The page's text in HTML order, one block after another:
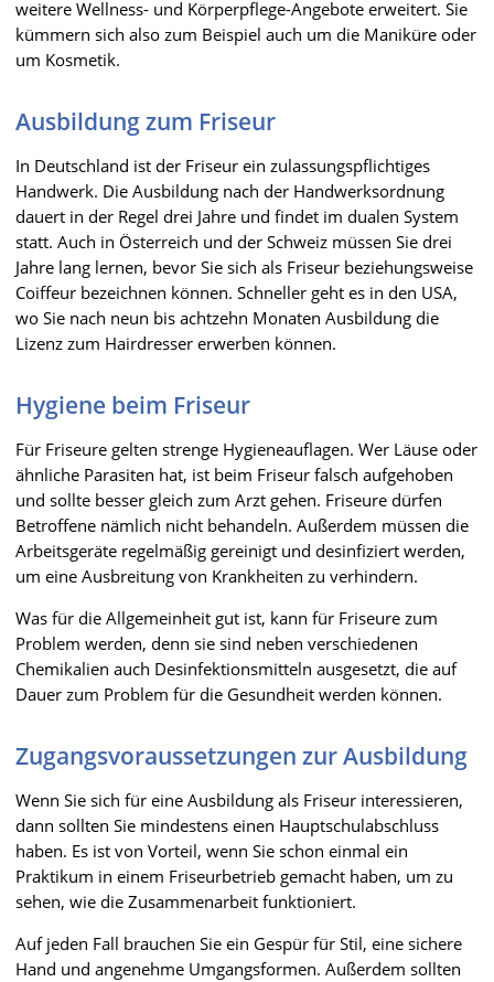
weitere Wellness- und Körperpflege-Angebote erweitert. Sie
kümmern sich also zum Beispiel auch um die Maniküre oder
um Kosmetik.
Ausbildung zum Friseur
In Deutschland ist der Friseur ein zulassungspflichtiges
Handwerk. Die Ausbildung nach der Handwerksordnung
dauert in der Regel drei Jahre und findet im dualen System
statt. Auch in Österreich und der Schweiz müssen Sie drei
Jahre lang lernen, bevor Sie sich als Friseur beziehungsweise
Coiffeur bezeichnen können. Schneller geht es in den USA,
wo Sie nach neun bis achtzehn Monaten Ausbildung die
Lizenz zum Hairdresser erwerben können.
Hygiene beim Friseur
Für Friseure gelten strenge Hygieneauflagen. Wer Läuse oder
ähnliche Parasiten hat, ist beim Friseur falsch aufgehoben
und sollte besser gleich zum Arzt gehen. Friseure dürfen
Betroffene nämlich nicht behandeln. Außerdem müssen die
Arbeitsgeräte regelmäßig gereinigt und desinfiziert werden,
um eine Ausbreitung von Krankheiten zu verhindern.
Was für die Allgemeinheit gut ist, kann für Friseure zum
Problem werden, denn sie sind neben verschiedenen
Chemikalien auch Desinfektionsmitteln ausgesetzt, die auf
Dauer zum Problem für die Gesundheit werden können.
Zugangsvoraussetzungen zur Ausbildung
Wenn Sie sich für eine Ausbildung als Friseur interessieren,
dann sollten Sie mindestens einen Hauptschulabschluss
haben. Es ist von Vorteil, wenn Sie schon einmal ein
Praktikum in einem Friseurbetrieb gemacht haben, um zu
sehen, wie die Zusammenarbeit funktioniert.
Auf jeden Fall brauchen Sie ein Gespür für Stil, eine sichere
Hand und angenehme Umgangsformen. Außerdem sollten